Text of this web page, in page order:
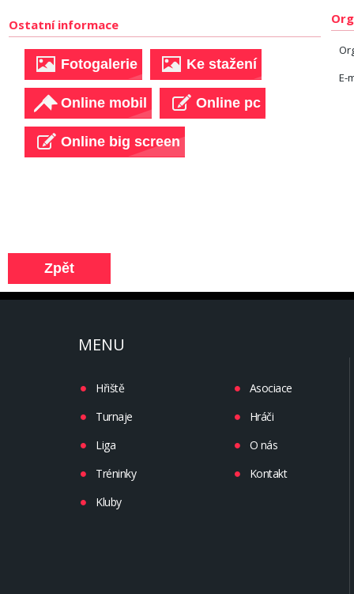
Ostatní informace
E-
MENU
Hřiště
Turnaje
Liga
Tréninky
Kluby
Asociace
Hráči
O nás
Kontakt